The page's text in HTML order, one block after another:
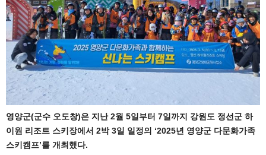
영양군(군수 오도창)은 지난 2월 5일부터 7일까지 강원도 정선군 하
이원 리조트 스키장에서 2박 3일 일정의 ‘2025년 영양군 다문화가족
스키캠프’를 개최했다.